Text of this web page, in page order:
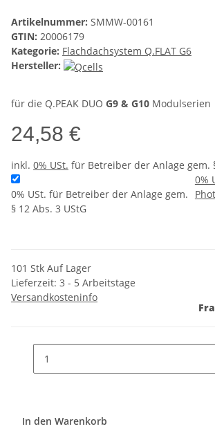
Artikelnummer: SMMW-00161
GTIN: 20006179
Kategorie: Flachdachsystem Q.FLAT G6
Hersteller:
für die Q.PEAK DUO G9 & G10 Modulserien
24,58 €
inkl. 0% USt. für Betreiber der Anlage gem.
0% USt. für Betreiber der Anlage gem.
§ 12 Abs. 3 UStG
0%
101 Stk Auf Lager
Lieferzeit: 3 - 5 Arbeitstage
Versandkosteninfo
In den Warenkorb